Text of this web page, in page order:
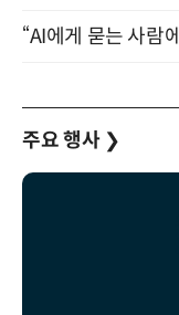
주요 행사 ❯